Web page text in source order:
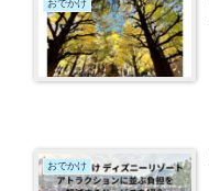
おでかけ
おでかけ